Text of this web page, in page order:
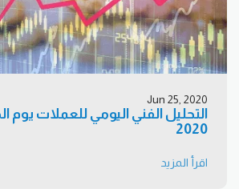
Jun 25, 2020
2020
اقرأ المزيد